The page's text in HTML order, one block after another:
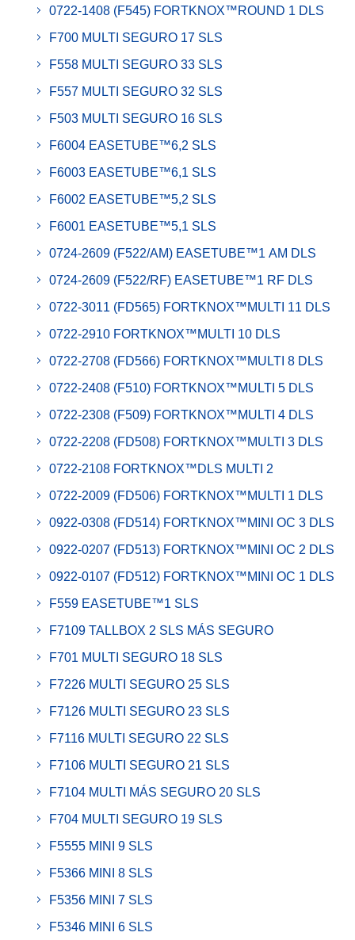
0722-1408 (F545) FORTKNOX™ROUND 1 DLS
F700 MULTI SEGURO 17 SLS
F558 MULTI SEGURO 33 SLS
F557 MULTI SEGURO 32 SLS
F503 MULTI SEGURO 16 SLS
F6004 EASETUBE™6,2 SLS
F6003 EASETUBE™6,1 SLS
F6002 EASETUBE™5,2 SLS
F6001 EASETUBE™5,1 SLS
0724-2609 (F522/AM) EASETUBE™1 AM DLS
0724-2609 (F522/RF) EASETUBE™1 RF DLS
0722-3011 (FD565) FORTKNOX™MULTI 11 DLS
0722-2910 FORTKNOX™MULTI 10 DLS
0722-2708 (FD566) FORTKNOX™MULTI 8 DLS
0722-2408 (F510) FORTKNOX™MULTI 5 DLS
0722-2308 (F509) FORTKNOX™MULTI 4 DLS
0722-2208 (FD508) FORTKNOX™MULTI 3 DLS
0722-2108 FORTKNOX™DLS MULTI 2
0722-2009 (FD506) FORTKNOX™MULTI 1 DLS
0922-0308 (FD514) FORTKNOX™MINI OC 3 DLS
0922-0207 (FD513) FORTKNOX™MINI OC 2 DLS
0922-0107 (FD512) FORTKNOX™MINI OC 1 DLS
F559 EASETUBE™1 SLS
F7109 TALLBOX 2 SLS MÁS SEGURO
F701 MULTI SEGURO 18 SLS
F7226 MULTI SEGURO 25 SLS
F7126 MULTI SEGURO 23 SLS
F7116 MULTI SEGURO 22 SLS
F7106 MULTI SEGURO 21 SLS
F7104 MULTI MÁS SEGURO 20 SLS
F704 MULTI SEGURO 19 SLS
F5555 MINI 9 SLS
F5366 MINI 8 SLS
F5356 MINI 7 SLS
F5346 MINI 6 SLS